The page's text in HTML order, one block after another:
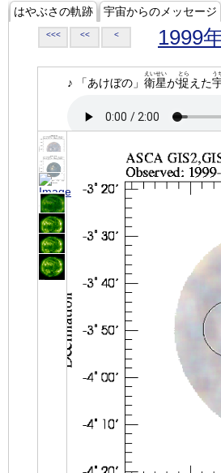
はやぶさの軌跡 宇宙からのメッセージ
<<< << < 1999
♪ 「あけぼの」 衛星
えいせい
が捉
とら
えた
う